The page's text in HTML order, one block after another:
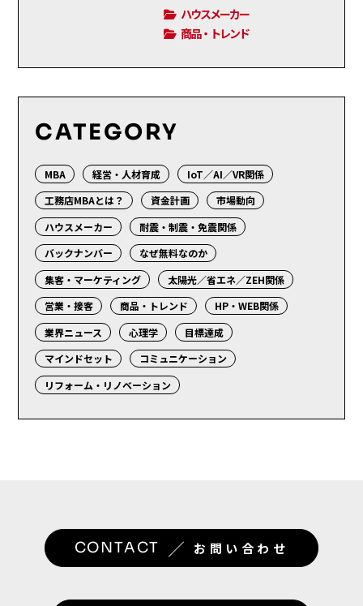
ハウスメーカー
商品・トレンド
CATEGORY
MBA 経営・人材育成
IoT／AI／VR関係
工務店MBAとは？
資金計画
市場動向
ハウスメーカー
耐震・制震・免震関係
バックナンバー
なぜ無料なのか
集客・マーケティング
太陽光／省エネ／ZEH関係
営業・接客
商品・トレンド
HP・WEB関係
業界ニュース
心理学
目標達成
マインドセット
コミュニケーション
リフォーム・リノベーション
CONTACT ／ お問い合わせ